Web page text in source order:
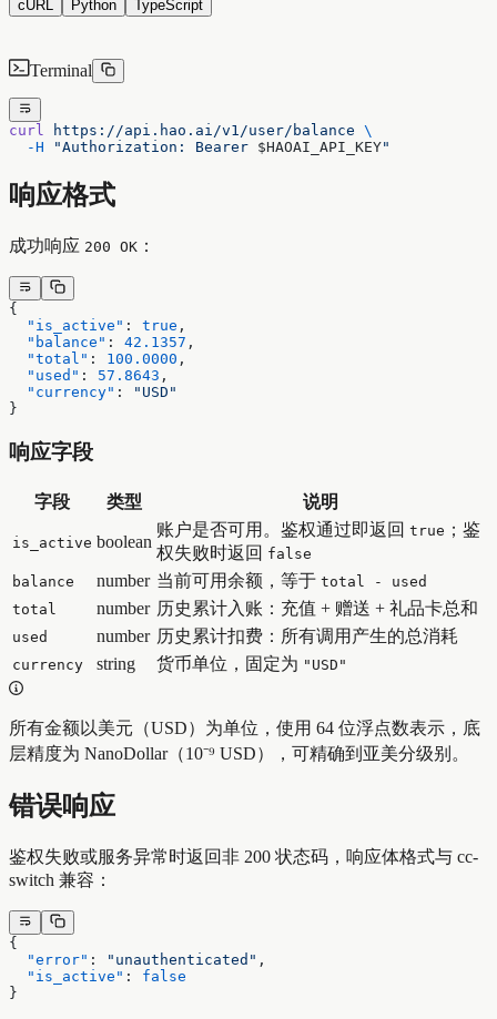
cURL Python TypeScript
Terminal
curl https://api.hao.ai/v1/user/balance \
  -H
"Authorization: Bearer $HAOAI_API_KEY"
响应格式
成功响应 200 OK ：
{
  "is_active"
: true ,
  "balance"
: 42.1357 ,
  "total"
: 100.0000 ,
  "used"
: 57.8643 ,
  "currency"
:
"USD"
}
响应字段
字段 类型 说明
is_active boolean
账户是否可用。鉴权通过即返回 true ；鉴
权失败时返回 false
balance
number 当前可用余额，等于 total - used
total
number 历史累计入账：充值 + 赠送 + 礼品卡总和
used number 历史累计扣费：所有调用产生的总消耗
currency string 货币单位，固定为 "USD"
所有金额以美元（USD）为单位，使用 64 位浮点数表示，底
层精度为 NanoDollar（10⁻⁹ USD），可精确到亚美分级别。
错误响应
鉴权失败或服务异常时返回非 200 状态码，响应体格式与 cc-
switch 兼容：
{
  "error"
: "unauthenticated" ,
  "is_active"
: false
}